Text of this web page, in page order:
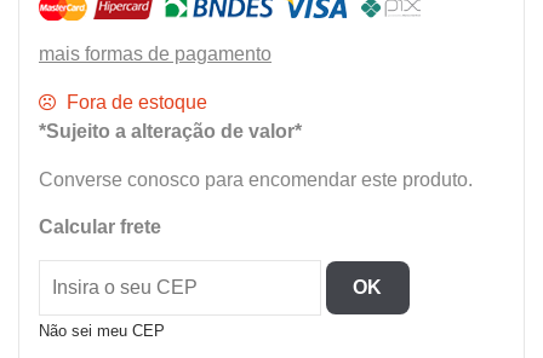
mais formas de pagamento
Fora de estoque
*Sujeito a alteração de valor*
Converse conosco para encomendar este produto.
Calcular frete
OK
Não sei meu CEP